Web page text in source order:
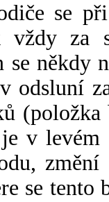
se
vždy za
se někdy
odsluní
v
se tento